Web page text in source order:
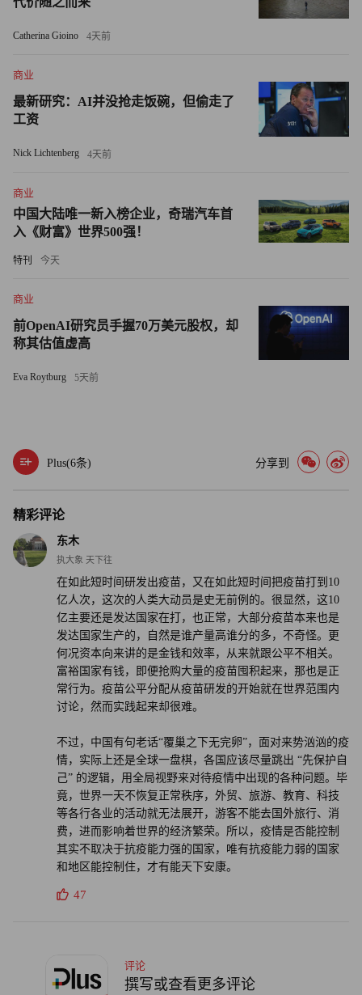
根据新冠疫苗追踪系统的数据，美国食品与药品监督管理局
（FDA）在美国本土仅批准了三款新冠疫苗的紧急使用，
& Johnson）的疫苗。而总计110种正在研发的新冠疫苗中，
全球已经上市或紧急批准了其中14款。
生决定性作用。
由于潜在的凝血问题，世界卫生组织正在审查牛津大学
一款疫苗，目前有135个国家批准了它的使用。随后是辉
瑞/BioNTech和Moderna的双针接种式mRNA疫苗，接着是中
国国药集团的新冠灭活疫苗。
上图清晰显示出了疫苗使用的地区性差异。正如所预料，高
在使用本土疫苗。而尽管俄罗斯本国的疫苗接种比例并不特
别高，其正在积极向其它国家推广“卫星-V”疫苗。
其余国家主要使用的疫苗，美国人则可能甚至都没有听说
过。之后我们所要面临的问题是，这些疫苗是否仍然能够起
到预防新冠病毒的作用。（财富中文网）
译者：Claire
Catherina Gioino 4天前
商业
最新研究：AI并没抢走饭碗，但偷走了
工资
Nick Lichtenberg 4天前
商业
中国大陆唯一新入榜企业，奇瑞汽车首
入《财富》世界500强！
特刊 今天
商业
前OpenAI研究员手握70万美元股权，却
称其估值虚高
Eva Roytburg 5天前
Plus(6条) 分享到
精彩评论
东木
执大象 天下往
在如此短时间研发出疫苗，又在如此短时间把疫苗打到10
亿人次，这次的人类大动员是史无前例的。很显然，这10
亿主要还是发达国家在打，也正常，大部分疫苗本来也是
发达国家生产的，自然是谁产量高谁分的多，不奇怪。更
何况资本向来讲的是金钱和效率，从来就跟公平不相关。
富裕国家有钱，即便抢购大量的疫苗囤积起来，那也是正
常行为。疫苗公平分配从疫苗研发的开始就在世界范围内
讨论，然而实践起来却很难。
不过，中国有句老话“覆巢之下无完卵”，面对来势汹汹的疫
情，实际上还是全球一盘棋，各国应该尽量跳出 “先保护自
己” 的逻辑，用全局视野来对待疫情中出现的各种问题。毕
竟，世界一天不恢复正常秩序，外贸、旅游、教育、科技
等各行各业的活动就无法展开，游客不能去国外旅行、消
费，进而影响着世界的经济繁荣。所以，疫情是否能控制
其实不取决于抗疫能力强的国家，唯有抗疫能力弱的国家
和地区能控制住，才有能天下安康。
47
评论
撰写或查看更多评论